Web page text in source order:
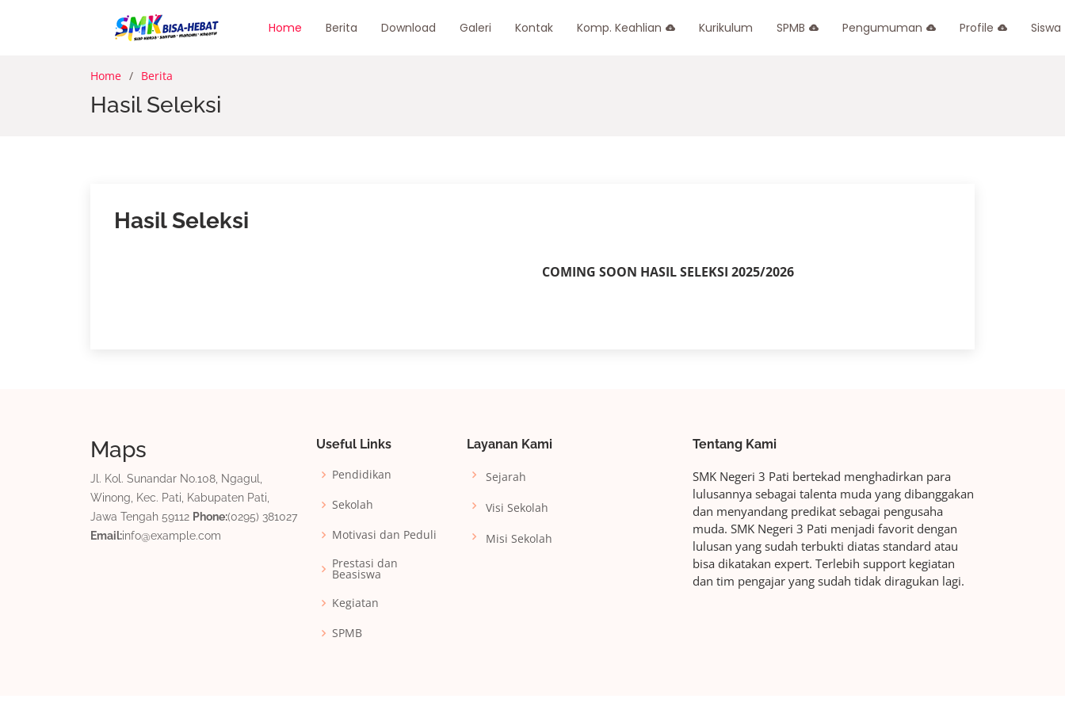
Home Berita Download Galeri Kontak Komp. Keahlian Kurikulum SPMB Pengumuman Profile Siswa
Home Berita
Hasil Seleksi
Hasil Seleksi
COMING SOON HASIL SELEKSI 2025/2026
Maps
Jl. Kol. Sunandar No.108, Ngagul,
Winong, Kec. Pati, Kabupaten Pati,
Jawa Tengah 59112 Phone:(0295) 381027
Email:info@example.com
Useful Links
Pendidikan
Sekolah
Motivasi dan Peduli
Prestasi dan
Beasiswa
Kegiatan
SPMB
Layanan Kami
Sejarah
Visi Sekolah
Misi Sekolah
Tentang Kami
SMK Negeri 3 Pati bertekad menghadirkan para
lulusannya sebagai talenta muda yang dibanggakan
dan menyandang predikat sebagai pengusaha
muda. SMK Negeri 3 Pati menjadi favorit dengan
lulusan yang sudah terbukti diatas standard atau
bisa dikatakan expert. Terlebih support kegiatan
dan tim pengajar yang sudah tidak diragukan lagi.